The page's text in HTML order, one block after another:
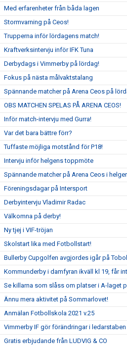
Med erfarenheter från båda lagen
Stormvarning på Ceos!
Trupperna inför lördagens match!
Kraftverksintervju inför IFK Tuna
Derbydags i Vimmerby på lördag!
Fokus på nästa målvaktstalang
Spännande matcher på Arena Ceos på
OBS MATCHEN SPELAS PÅ ARENA CEOS!
Inför match-intervju med Gurra!
Var det bara bättre förr?
Tuffaste möjliga motstånd för P18!
Intervju inför helgens toppmöte
Spännande matcher på Arena Ceos i
Föreningsdagar på Intersport
Derbyintervju Vladimir Radac
Välkomna på derby!
Ny tjej i VIF-tröjan
Skolstart lika med Fotbollstart!
Bullerby Cupgolfen avgjordes igår på
Kommunderby i damfyran ikväll kl 19, får
Se killarna som slåss om platser i A-laget
Ännu mera aktivitet på Sommarlovet!
Anmälan Fotbollskola 2021 v.25
Vimmerby IF gör förändringar i
Gratis erbjudande från LUDVIG & CO